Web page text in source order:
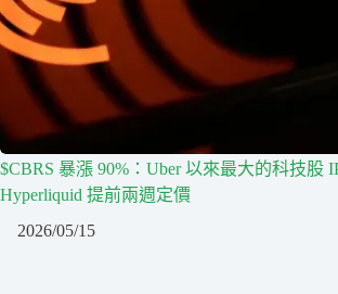
$CBRS 暴漲 90%：Uber 以來最大的科技股
Hyperliquid 提前兩週定價
2026/05/15